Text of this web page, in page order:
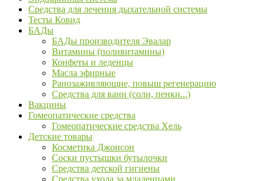
Средства для лечения дыхательной системы
Тесты Ковид
БАДы
БАДы производителя Эвалар
Витамины (поливитамины)
Конфеты и леденцы
Масла эфирные
Ранозаживляющие, повыш регенерацию
Средства для ванн (соли, пенки...)
Вакцины
Гомеопатические средства
Гомеопатические средства Хель
Детские товары
Косметика Джонсон
Соски пустышки бутылочки
Средства детской гигиены